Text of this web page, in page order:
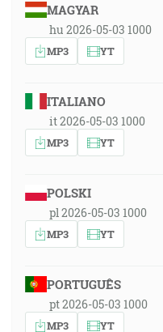
MAGYAR
hu 2026-05-03 1000
MP3 YT
ITALIANO
it 2026-05-03 1000
MP3 YT
POLSKI
pl 2026-05-03 1000
MP3 YT
PORTUGUÊS
pt 2026-05-03 1000
MP3 YT